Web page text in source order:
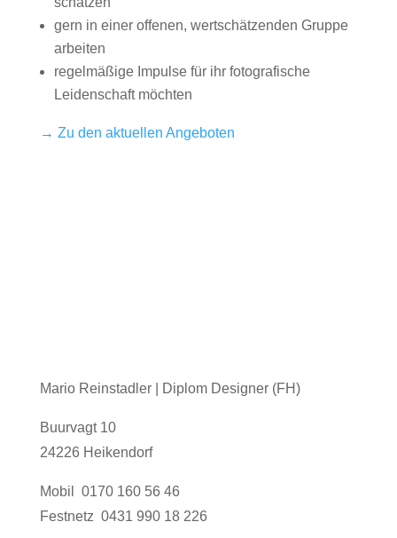
gern in einer offenen, wertschätzenden Gruppe
arbeiten
regelmäßige Impulse für ihr fotografische
Leidenschaft möchten
→ Zu den aktuellen Angeboten
Mario Reinstadler | Diplom Designer (FH)
Buurvagt 10
24226 Heikendorf
Mobil 0170 160 56 46
Festnetz 0431 990 18 226